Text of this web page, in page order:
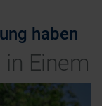
haben
Einem